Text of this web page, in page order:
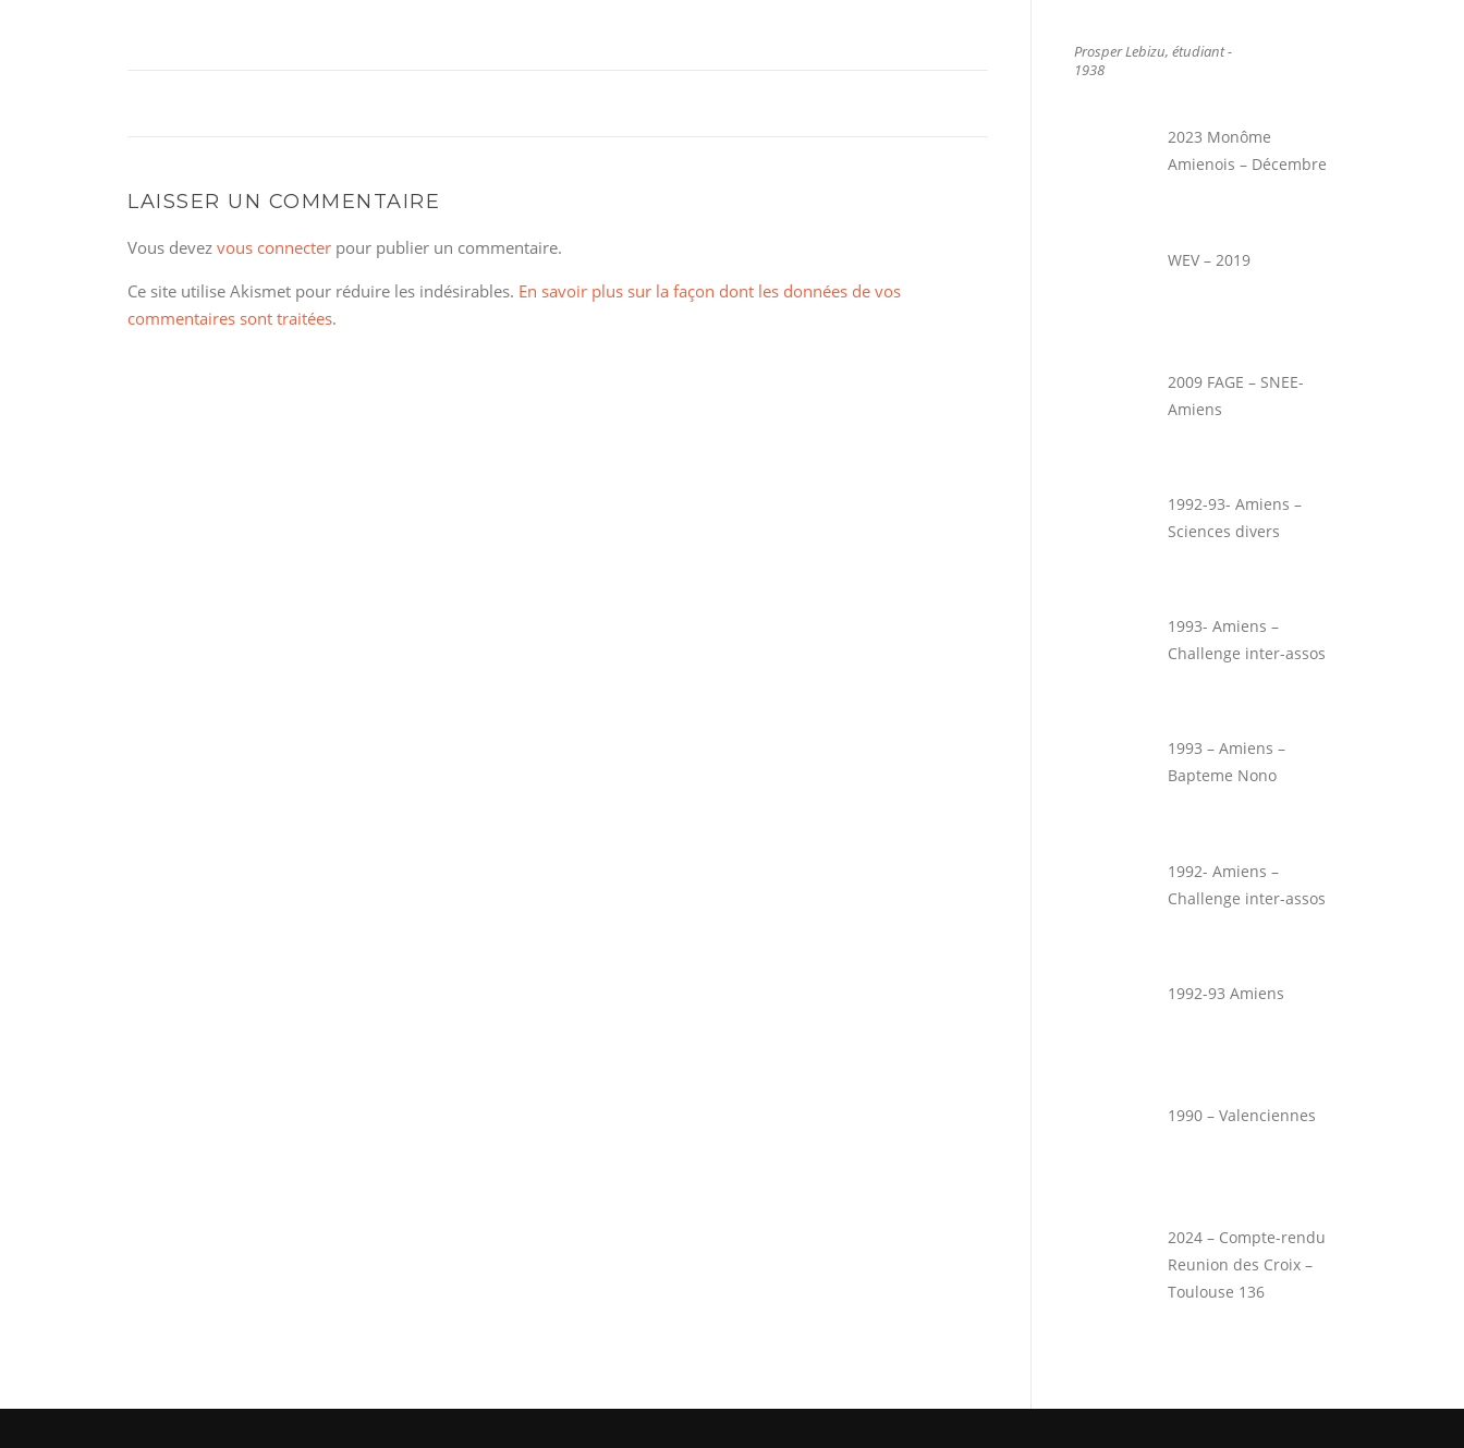
LAISSER UN COMMENTAIRE
Vous devez vous connecter pour publier un commentaire.
Ce site utilise Akismet pour réduire les indésirables. En savoir plus sur la façon dont les données de vos
commentaires sont traitées.
Prosper Lebizu, étudiant -
1938
2023 Monôme
Amienois – Décembre
WEV – 2019
2009 FAGE – SNEE-
Amiens
1992-93- Amiens –
Sciences divers
1993- Amiens –
Challenge inter-assos
1993 – Amiens –
Bapteme Nono
1992- Amiens –
Challenge inter-assos
1992-93 Amiens
1990 – Valenciennes
2024 – Compte-rendu
Reunion des Croix –
Toulouse 136